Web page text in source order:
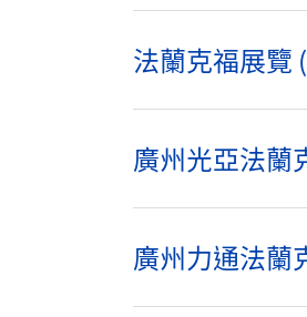
法蘭克福展覽
廣州光亞法蘭
廣州力通法蘭